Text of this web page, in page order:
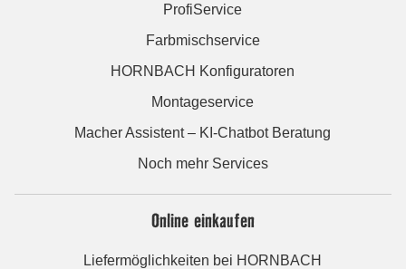
ProfiService
Farbmischservice
HORNBACH Konfiguratoren
Montageservice
Macher Assistent – KI-Chatbot Beratung
Noch mehr Services
Online einkaufen
Liefermöglichkeiten bei HORNBACH